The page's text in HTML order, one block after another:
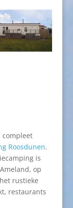
compleet
Roosdunen.
is
op
rustieke
restaurants